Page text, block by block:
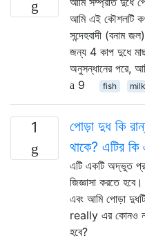
আমি এই কৌশলটি
সন্দেহবাদী (বনাম
জন্য 4 কাপ দুধে
অনুসন্ধানের পরে,
9
fish milk
1
পোড়া দুধ কি
থাকে? এটির
এটি একটি অদ্ভুত
জিজ্ঞাসা করতে
এবং আমি পোড়া দুধটি
really এর কোনও
হবে?